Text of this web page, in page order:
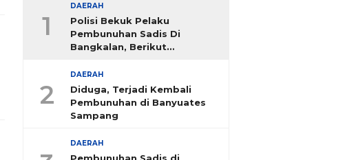
1
DAERAH
Polisi Bekuk Pelaku
Pembunuhan Sadis Di
Bangkalan, Berikut
2
DAERAH
Diduga, Terjadi Kembali
Pembunuhan di Banyuates
Sampang
DAERAH